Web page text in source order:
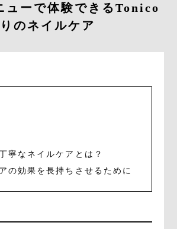
ューで体験できるTonico
のネイルケア
寧なネイルケアとは？
の効果を長持ちさせるために
CONTACT